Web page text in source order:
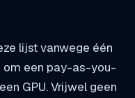
lijst vanwege één
om een pay-as-you-
GPU. Vrijwel geen